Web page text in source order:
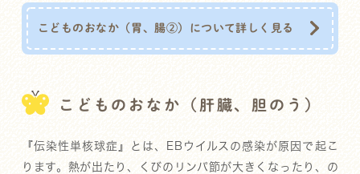
こどものおなか（胃、腸②）について詳しく見る
こどものおなか（肝臓、胆のう）
『伝染性単核球症』とは、EBウイルスの感染が原因で起こ
ります。熱が出たり、くびのリンパ節が大きくなったり、の